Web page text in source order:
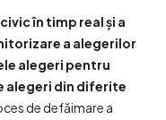
în timp real și a
a alegerilor
alegeri pentru
alegeri din diferite
de defăimare a